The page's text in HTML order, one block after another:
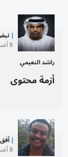
8 أغسطس 2026
راشد النعيمي
أزمة محتوى
أفق
8 أغسطس 2026